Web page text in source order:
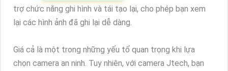
trợ chức năng ghi hình và tái tạo lại, cho phép bạn xem
lại các hình ảnh đã ghi lại dễ dàng.
Giá cả là một trong những yếu tố quan trọng khi lựa
chọn camera an ninh. Tuy nhiên, với camera Jtech, bạn